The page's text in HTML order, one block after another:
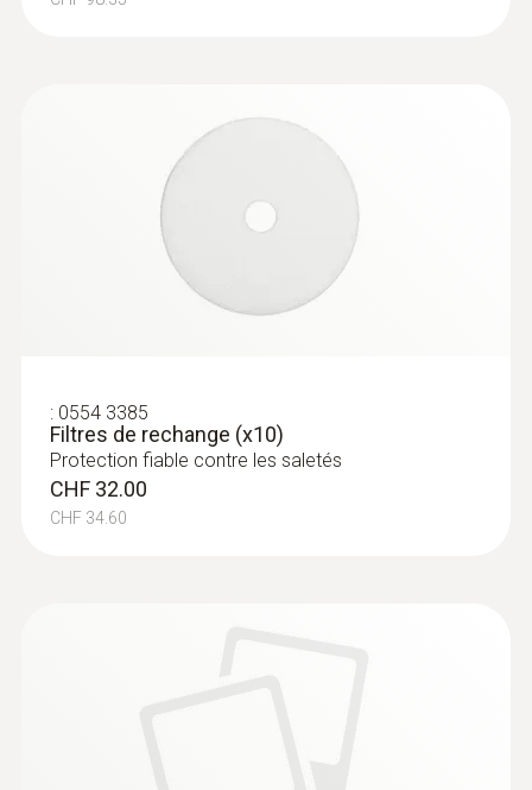
: 0554 3385
Filtres de rechange (x10)
Protection fiable contre les saletés
CHF 32.00
CHF 34.60